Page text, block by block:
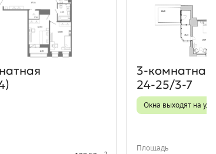
Объект месяца
3‑комнатная
24-25/3-7
Окна выходят на
Площадь